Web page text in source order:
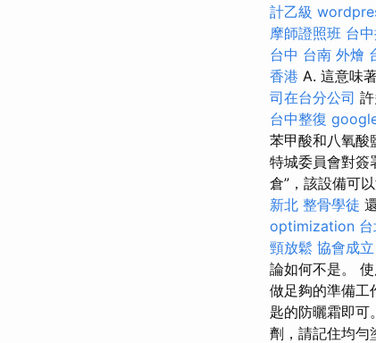
計乙級
摩師證照班 台
台中 台南 外燴
香港 A. 這意味
司在台分公司
台中整復
苯甲酸和八氧酸
特城委員會對簽
倉”，該設備可
新北 整骨學徒
optimization
頸放鬆 協會成立
論如何不是。
做足夠的準備工
匙的防曬霜即可
劑，請記住均勻